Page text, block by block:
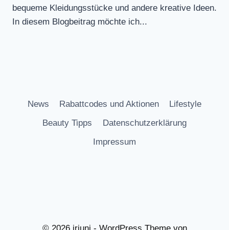
bequeme Kleidungsstücke und andere kreative Ideen.
In diesem Blogbeitrag möchte ich...
News Rabattcodes und Aktionen
Lifestyle
Beauty Tipps
Datenschutzerklärung
Impressum